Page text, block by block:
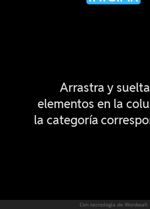
Con tecnología de Wordwall